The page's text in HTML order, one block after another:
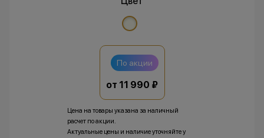
По акции
от 11 990 ₽
Цена на товары указана за наличный
расчет по акции.
Актуальные цены и наличие уточняйте у